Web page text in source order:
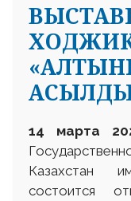
14 марта
Казахстан
состоится